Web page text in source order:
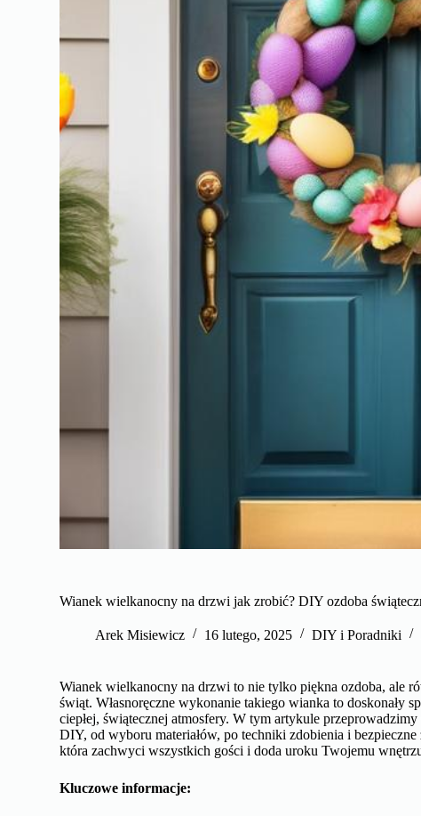
Wianek wielkanocny na drzwi jak zrobić? DIY ozdoba
Arek Misiewicz 16 lutego, 2025 DIY i Poradniki
Wianek wielkanocny na drzwi to nie tylko piękna ozdoba, ale
świąt. Własnoręczne wykonanie takiego wianka to doskonały
ciepłej, świątecznej atmosfery. W tym artykule
DIY, od wyboru materiałów, po techniki zdobienia i
która zachwyci wszystkich gości i doda uroku Twojemu
Kluczowe informacje: